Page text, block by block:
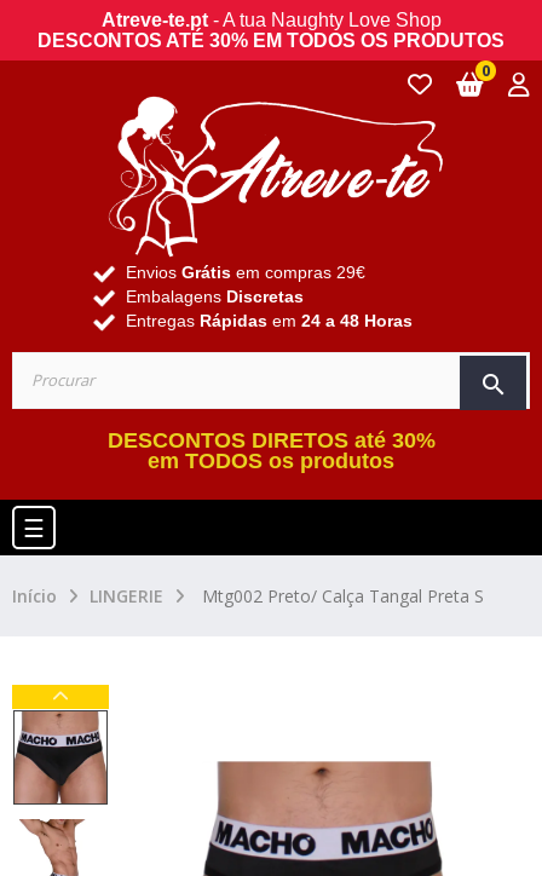
Atreve-te.pt- A tua Naughty Love Shop
DESCONTOS ATÉ 30% EM TODOS OS PRODUTOS
Envios Grátis em compras 29€
Embalagens Discretas
Entregas Rápidas em 24 a 48 Horas
search
0
DESCONTOS DIRETOS até 30%
em TODOS os produtos
Toggle navigation
☰
Início LINGERIE Mtg002 Preto/ Calça Tangal Preta S